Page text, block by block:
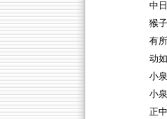
中
猴
有
动
小
小
正